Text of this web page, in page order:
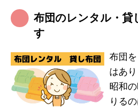
布団のレンタル・貸
す
布団
はあ
昭和
りる